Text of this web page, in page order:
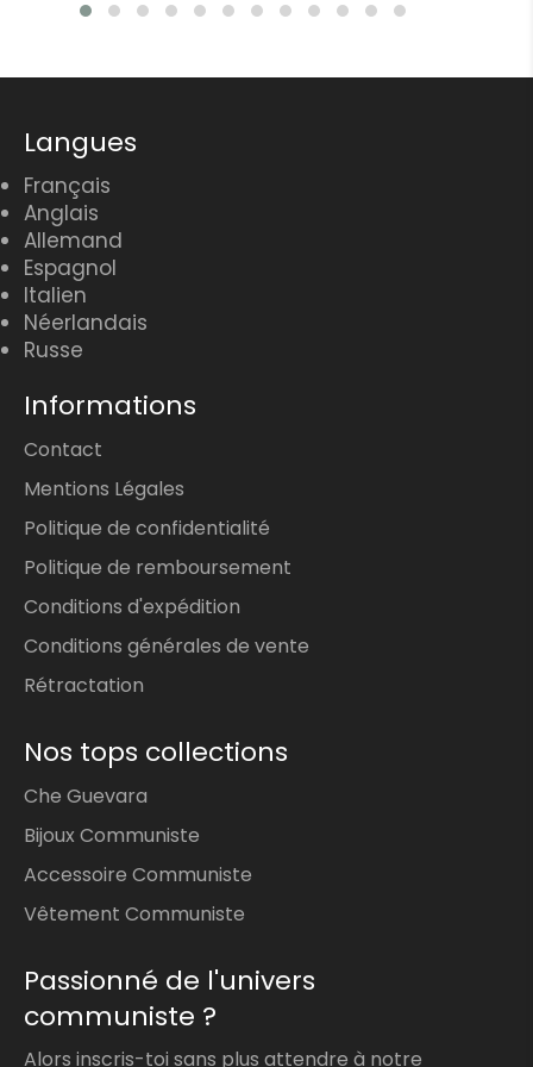
Langues
Français
Anglais
Allemand
Espagnol
Italien
Néerlandais
Russe
Informations
Contact
Mentions Légales
Politique de confidentialité
Politique de remboursement
Conditions d'expédition
Conditions générales de vente
Rétractation
Nos tops collections
Che Guevara
Bijoux Communiste
Accessoire Communiste
Vêtement Communiste
Passionné de l'univers
communiste ?
Alors inscris-toi sans plus attendre à notre